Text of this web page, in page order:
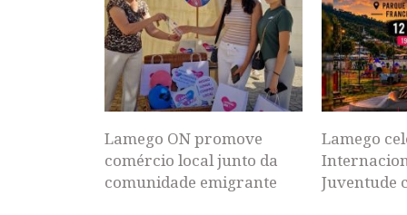
Lamego ON promove
comércio local junto da
comunidade emigrante
Lamego
Juventude